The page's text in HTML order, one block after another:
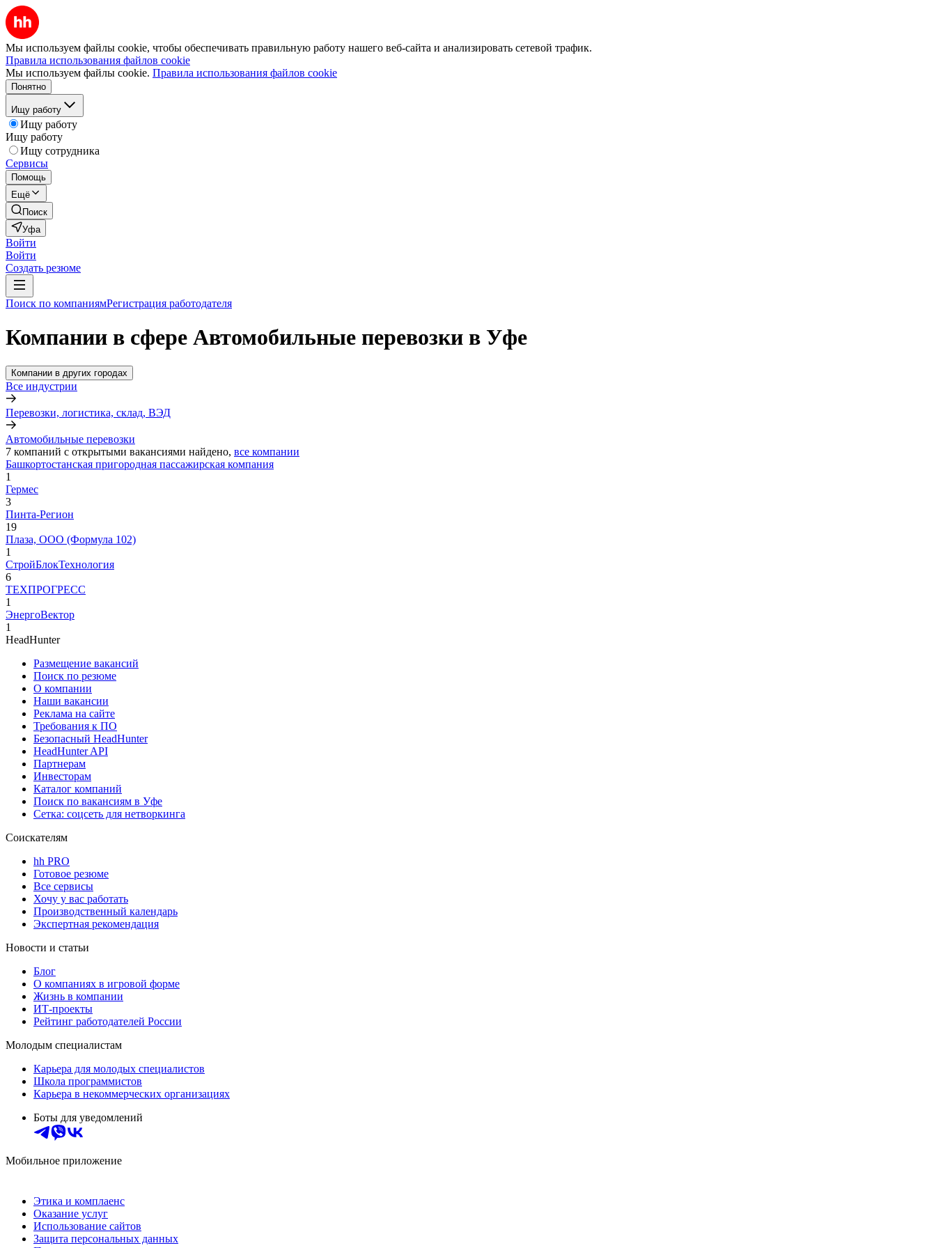
Мы используем файлы cookie, чтобы обеспечивать правильную работу нашего веб-сайта и анализировать сетевой трафик.
Правила использования файлов cookie
Мы используем файлы cookie. Правила использования файлов cookie
Понятно
Ищу работу
Ищу работу
Ищу работу
Ищу сотрудника
Сервисы
Помощь
Ещё
Поиск
Уфа
Войти
Войти
Создать резюме
Поиск по компаниямРегистрация работодателя
Компании в сфере Автомобильные перевозки в Уфе
Компании в других городах
Все индустрии
Перевозки, логистика, склад, ВЭД
Автомобильные перевозки
7 компаний с открытыми вакансиями найдено, все компании
Башкортостанская пригородная пассажирская компания
1
Гермес
3
Пинта-Регион
19
Плаза, ООО (Формула 102)
1
СтройБлокТехнология
6
ТЕХПРОГРЕСС
1
ЭнергоВектор
1
HeadHunter
Размещение вакансий
Поиск по резюме
О компании
Наши вакансии
Реклама на сайте
Требования к ПО
Безопасный HeadHunter
HeadHunter API
Партнерам
Инвесторам
Каталог компаний
Поиск по вакансиям в Уфе
Сетка: соцсеть для нетворкинга
Соискателям
hh PRO
Готовое резюме
Все сервисы
Хочу у вас работать
Производственный календарь
Экспертная рекомендация
Новости и статьи
Блог
О компаниях в игровой форме
Жизнь в компании
ИТ-проекты
Рейтинг работодателей России
Молодым специалистам
Карьера для молодых специалистов
Школа программистов
Карьера в некоммерческих организациях
Боты для уведомлений
Мобильное приложение
Этика и комплаенс
Оказание услуг
Использование сайтов
Защита персональных данных